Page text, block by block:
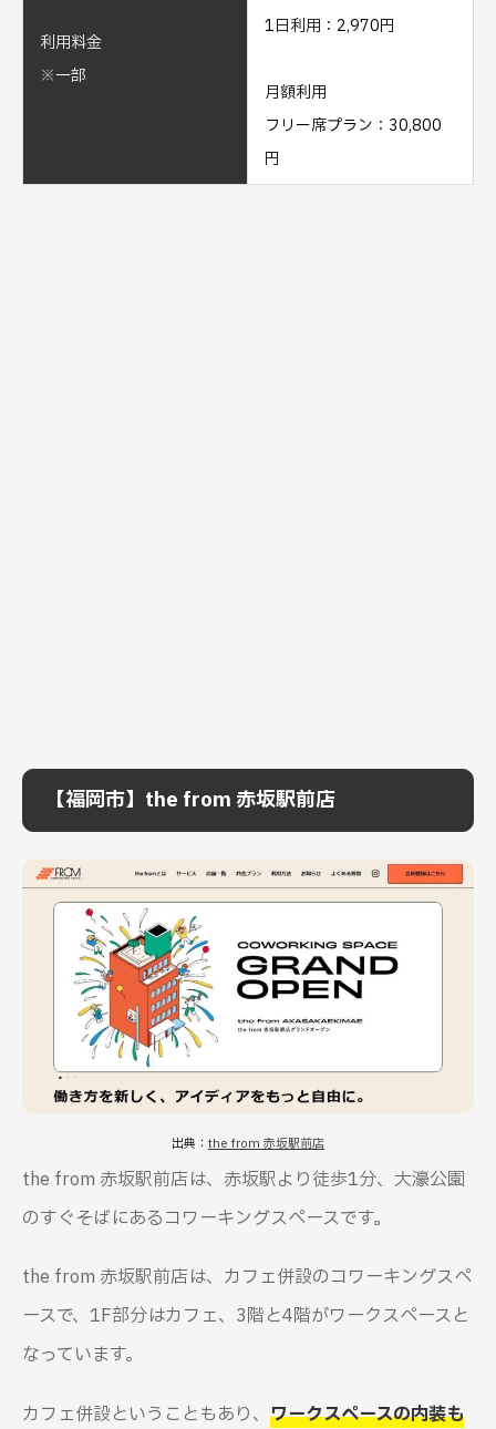
利用料金
※一部
1日利用：2,970円
月額利用
フリー席プラン：30,800
円
【福岡市】the from 赤坂駅前店
出典： the from 赤坂駅前店
the from 赤坂駅前店は、赤坂駅より徒歩1分、大濠公園
のすぐそばにあるコワーキングスペースです。
the from 赤坂駅前店は、カフェ併設のコワーキングスペ
ースで、1F部分はカフェ、3階と4階がワークスペースと
なっています。
カフェ併設ということもあり、 ワークスペースの内装も